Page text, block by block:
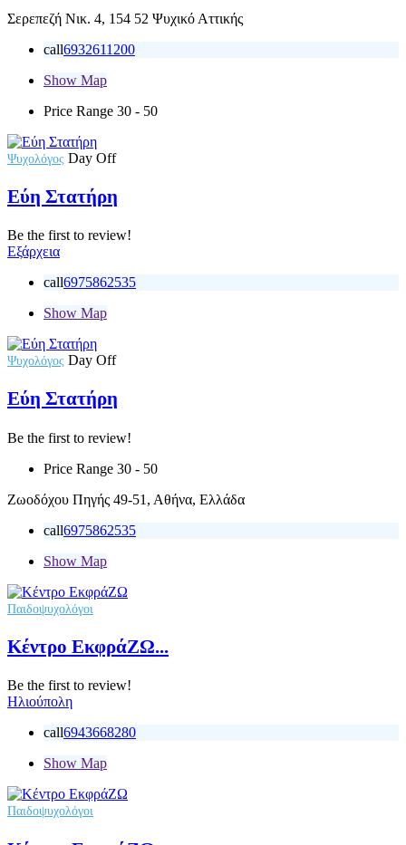
Σερεπεζή Νικ. 4, 154 52 Ψυχικό Αττικής
call6932611200
Show Map
Price Range 30 - 50
Ψυχολόγος Day Off
Εύη Στατήρη
Be the first to review!
Εξάρχεια
call6975862535
Show Map
Ψυχολόγος Day Off
Εύη Στατήρη
Be the first to review!
Price Range 30 - 50
Ζωοδόχου Πηγής 49-51, Αθήνα, Ελλάδα
call6975862535
Show Map
Παιδοψυχολόγοι
Κέντρο ΕκφράΖΩ...
Be the first to review!
Ηλιούπολη
call6943668280
Show Map
Παιδοψυχολόγοι